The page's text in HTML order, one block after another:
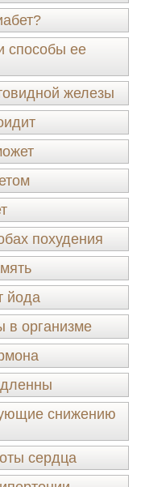
способы ее
железы
похудения
йода
в организме
снижению
сердца